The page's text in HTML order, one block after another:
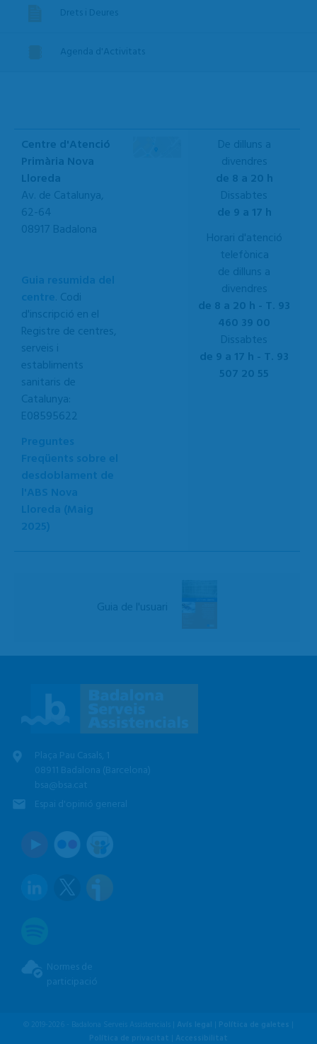
Centre d'Atenció
Primària Nova
Lloreda
Av. de Catalunya,
62-64
08917 Badalona
Guia resumida del
centre . Codi
d'inscripció en el
Registre de centres,
serveis i
establiments
sanitaris de
Catalunya:
E08595622
Preguntes
Freqüents sobre el
desdoblament de
l'ABS Nova
Lloreda (Maig
2025)
De dilluns a
divendres
de 8 a 20 h
Dissabtes
de 9 a 17 h
Horari d'atenció
telefònica
de dilluns a
divendres
de 8 a 20 h - T. 93
460 39 00
Dissabtes
de 9 a 17 h - T. 93
507 20 55
Guia de l'usuari
Plaça Pau Casals, 1
08911 Badalona (Barcelona)
bsa@bsa.cat
Espai d'opinió general
Normes de
participació
© 2019-2026 - Badalona Serveis Assistencials | Avís legal Política de galetes
Política de privacitat
Accessibilitat